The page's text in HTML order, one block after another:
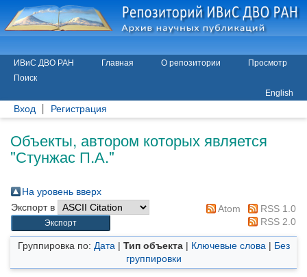
ИВиС ДВО РАН Главная О репозитории
Просмотр
Поиск
English
Вход Регистрация
Объекты, автором которых является
"Стунжас П.А."
На уровень вверх
Экспорт в
Atom
RSS 1.0
RSS 2.0
Группировка по: Дата | Тип объекта| Ключевые слова | Без
группировки